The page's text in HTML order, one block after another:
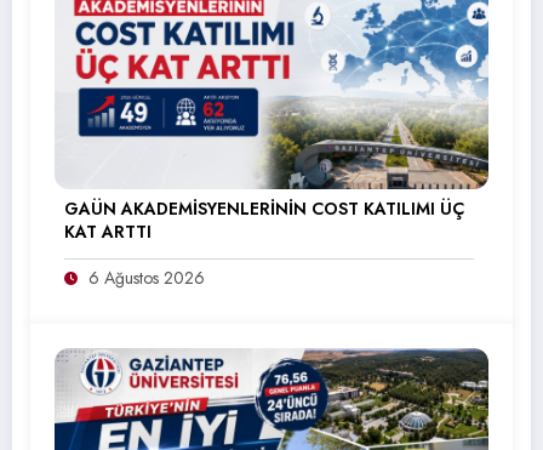
GAÜN AKADEMİSYENLERİNİN COST KATILIMI ÜÇ
KAT ARTTI
6 Ağustos 2026